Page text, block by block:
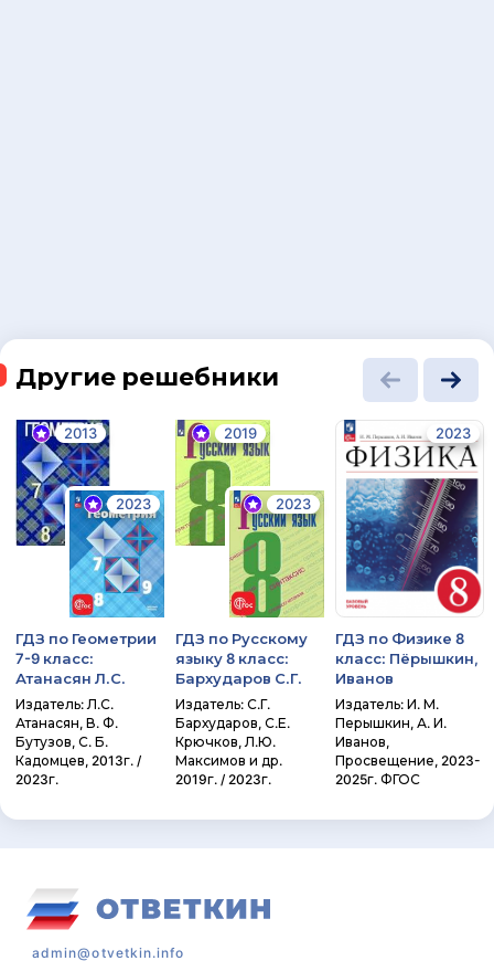
Другие решебники
2013
2023
ГДЗ по Геометрии
7-9 класс:
Атанасян Л.С.
Издатель: Л.С.
Атанасян, В. Ф.
Бутузов, С. Б.
Кадомцев, 2013г. /
2023г.
2019
2023
ГДЗ по Русскому
языку 8 класс:
Бархударов С.Г.
Издатель: С.Г.
Бархударов, С.Е.
Крючков, Л.Ю.
Максимов и др.
2019г. / 2023г.
2023
ГДЗ по Физике 8
класс: Пёрышкин,
Иванов
Издатель: И. М.
Перышкин, А. И.
Иванов,
Просвещение, 2023-
2025г. ФГОС
admin@otvetkin.info